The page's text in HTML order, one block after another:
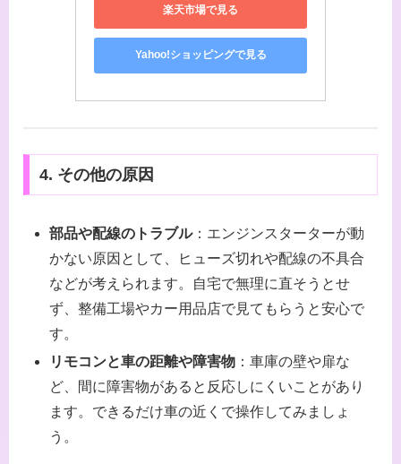
楽天市場で見る
Yahoo!ショッピングで見る
4. その他の原因
部品や配線のトラブル：エンジンスターターが動
かない原因として、ヒューズ切れや配線の不具合
などが考えられます。自宅で無理に直そうとせ
ず、整備工場やカー用品店で見てもらうと安心で
す。
リモコンと車の距離や障害物 ：車庫の壁や扉な
ど、間に障害物があると反応しにくいことがあり
ます。できるだけ車の近くで操作してみましょ
う。